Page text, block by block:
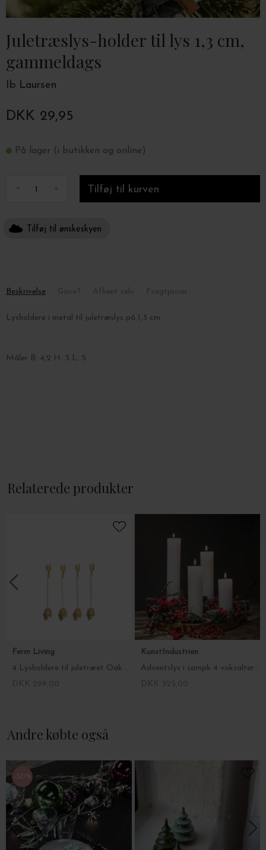
Juletræslys-holder til lys 1,3 cm,
gammeldags
Ib Laursen
DKK 29,95
På lager (i butikken og online)
- +
Tilføj til ønskeskyen
Beskrivelse
Lysholdere i metal til juletræslys på 1,3 cm.
Måler B: 4,2 H: 3 L: 5
Relaterede produkter
Ferm Living
4 Lysholdere til juletræet Oak Leaf, Messing
KunstIndustrien
Adventslys i sampk 4 voksalterlys, Ø:5*15/20/25/30
Andre købte også
-50%